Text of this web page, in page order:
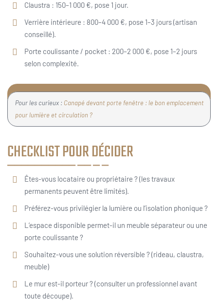
Claustra : 150–1 000 €, pose 1 jour.
Verrière intérieure : 800–4 000 €, pose 1–3 jours (artisan
conseillé).
Porte coulissante / pocket : 200–2 000 €, pose 1–2 jours
selon complexité.
Pour les curieux : Canapé devant porte fenêtre : le bon emplacement
pour lumière et circulation ?
CHECKLIST POUR DÉCIDER
Êtes-vous locataire ou propriétaire ? (les travaux
permanents peuvent être limités).
Préférez-vous privilégier la lumière ou l’isolation phonique ?
L’espace disponible permet-il un meuble séparateur ou une
porte coulissante ?
Souhaitez-vous une solution réversible ? (rideau, claustra,
meuble)
Le mur est-il porteur ? (consulter un professionnel avant
toute découpe).